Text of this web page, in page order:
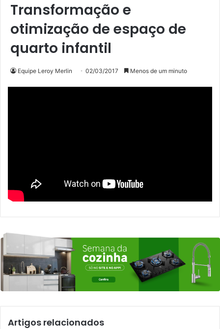
Transformação e
otimização de espaço de
quarto infantil
Equipe Leroy Merlin 02/03/2017 Menos de um minuto
Artigos relacionados